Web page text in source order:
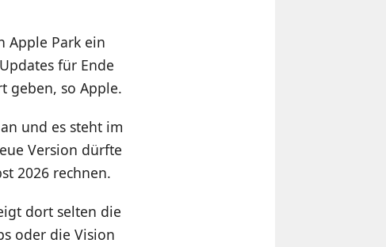
Apple Park ein
für Ende
geben, so Apple.
und es steht im
Version dürfte
2026 rechnen.
dort selten die
oder die Vision